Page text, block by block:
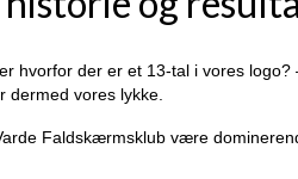
hvorfor der er et 13-tal i vores
dermed vores lykke.
Faldskærmsklub være